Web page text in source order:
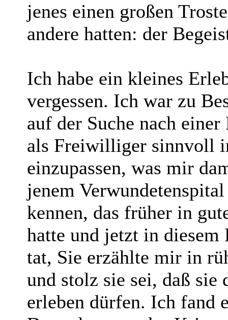
jenes einen großen
andere hatten: der
Ich habe ein kleines
vergessen. Ich war zu
auf der Suche nach
als Freiwilliger sinnvoll
einzupassen, was mir
jenem
kennen, das früher in
hatte und jetzt in diesem
tat, Sie erzählte mir in
und stolz sie sei, daß sie
erleben dürfen. Ich fand